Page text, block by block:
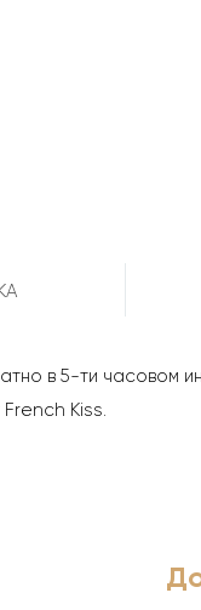
в 5-ти часовом
Kiss.